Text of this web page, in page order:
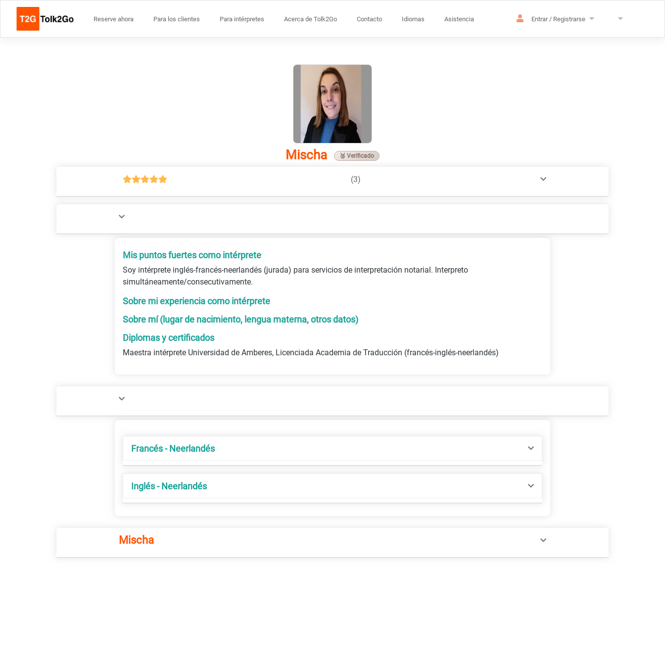
Reserve ahora Para los clientes Para intérpretes Acerca de Tolk2Go Contacto Idiomas Asistencia Entrar / Registrarse
Mischa 🥉 Verificado
(3)
Mis puntos fuertes como intérprete
Soy intérprete inglés-francés-neerlandés (jurada) para servicios de interpretación notarial. Interpreto
simultáneamente/consecutivamente.
Sobre mi experiencia como intérprete
Sobre mí (lugar de nacimiento, lengua materna, otros datos)
Diplomas y certificados
Maestra intérprete Universidad de Amberes, Licenciada Academia de Traducción (francés-inglés-neerlandés)
Francés - Neerlandés
Inglés - Neerlandés
Mischa